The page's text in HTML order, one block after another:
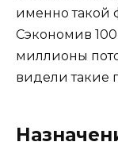
именно такой
Сэкономив 100
миллионы
видели такие